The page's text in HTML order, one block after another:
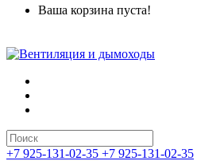
Ваша корзина пуста!
+7 925-131-02-35 +7 925-131-02-35